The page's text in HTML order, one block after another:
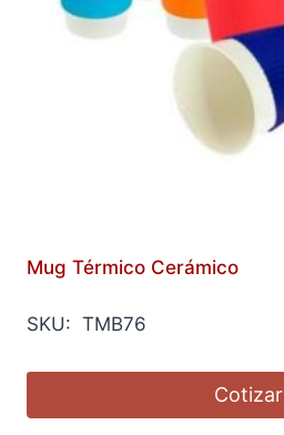
Mug Térmico Cerámico
SKU: TMB76
Cotizar